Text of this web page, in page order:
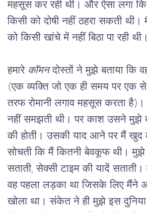
महसूस कर रही थी। और ऐसा लगा
किसी को दोषी नहीं ठहरा सकती
को किसी खांचे में नहीं बिठा पा रही थी।
हमारे कॉमन दोस्तों ने मुझे बताया कि
(एक व्यक्ति जो एक ही समय पर एक से
तरफ रोमानी लगाव महसूस करता
नहीं समझती थी। पर काश उसने मुझे
की होती। उसकी याद आने पर मैं खुद
सोचती कि मैं कितनी बेवकूफ थी। मुझे
सताती, सेक्सी टाइम की यादें
वह पहला लड़का था जिसके लिए मैंने
खोला था। संकेत ने ही मुझे इस